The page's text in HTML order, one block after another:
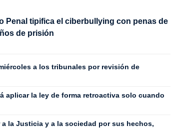
Penal tipifica el ciberbullying con penas de
de prisión
a los tribunales por revisión de
aplicar la ley de forma retroactiva solo cuando
la Justicia y a la sociedad por sus hechos,